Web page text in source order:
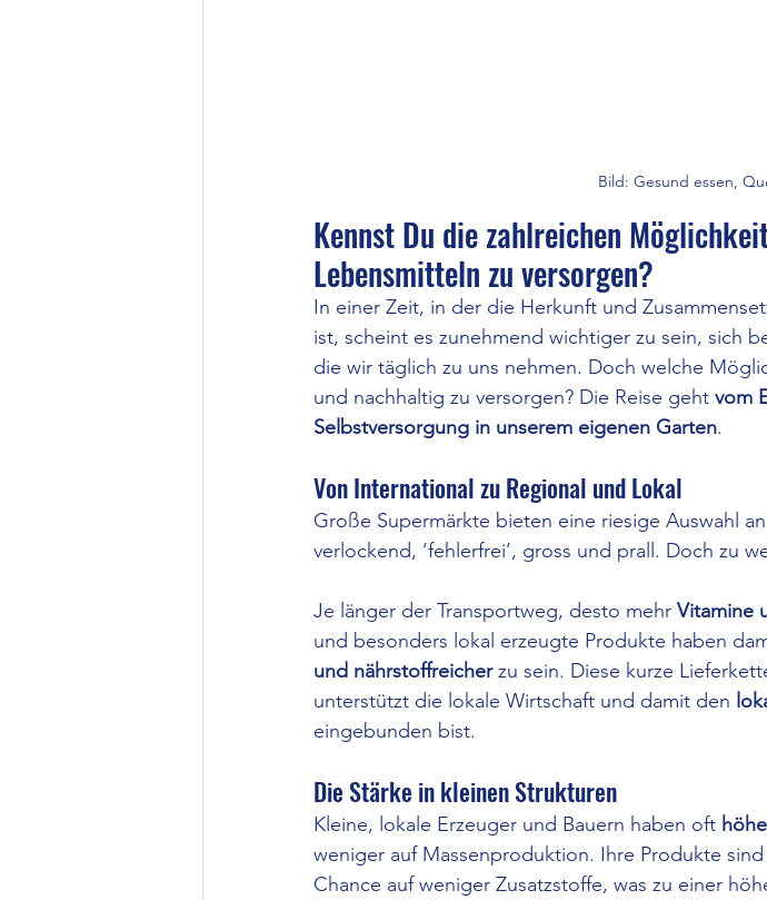
Bild: Gesund essen,
Kennst Du die zahlreichen
Lebensmitteln zu versorgen?
In einer Zeit, in der die Herkunft und
ist, scheint es zunehmend wichtiger zu sein, sich
die wir täglich zu uns nehmen. Doch welche
und nachhaltig zu versorgen? Die Reise geht vom
Selbstversorgung in unserem eigenen Garten.
Von International zu Regional und Lokal
Große Supermärkte bieten eine riesige Auswahl
verlockend, ‘fehlerfrei’, gross und prall. Doch zu
Je länger der Transportweg, desto mehr Vitamine
und besonders lokal erzeugte Produkte haben
und nährstoffreicher zu sein. Diese kurze
unterstützt die lokale Wirtschaft und damit den
eingebunden bist.
Die Stärke in kleinen Strukturen
Kleine, lokale Erzeuger und Bauern haben oft
weniger auf Massenproduktion. Ihre Produkte
Chance auf weniger Zusatzstoffe, was zu einer